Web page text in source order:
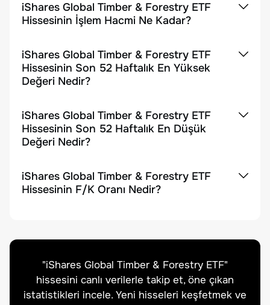
iShares Global Timber & Forestry ETF
Hissesinin İşlem Hacmi Ne Kadar?
iShares Global Timber & Forestry ETF
Hissesinin Son 52 Haftalık En Yüksek
Değeri Nedir?
iShares Global Timber & Forestry ETF
Hissesinin Son 52 Haftalık En Düşük
Değeri Nedir?
iShares Global Timber & Forestry ETF
Hissesinin F/K Oranı Nedir?
"iShares Global Timber & Forestry ETF"
hissesini canlı verilerle takip et, öne çıkan
istatistikleri incele. Yeni hisseleri keşfetmek ve